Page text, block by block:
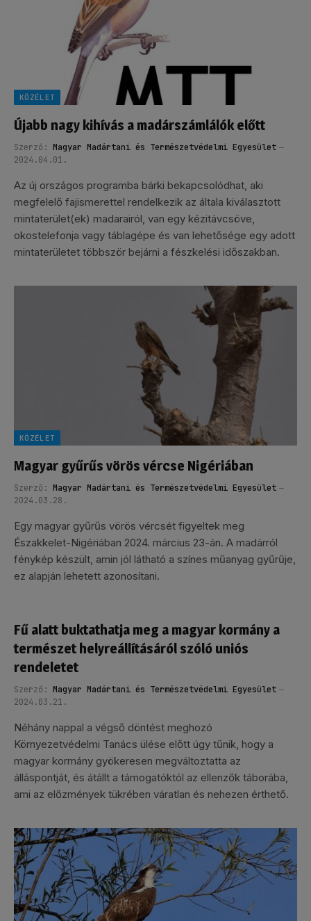
KÖZÉLET
Újabb nagy kihívás a madárszámlálók előtt
Szerző: Magyar Madártani és Természetvédelmi Egyesület
2024.04.01.
Az új országos programba bárki bekapcsolódhat, aki
megfelelő fajismerettel rendelkezik az általa kiválasztott
mintaterület(ek) madarairól, van egy kézitávcsöve,
okostelefonja vagy táblagépe és van lehetősége egy adott
mintaterületet többször bejárni a fészkelési időszakban.
KÖZÉLET
Magyar gyűrűs vörös vércse Nigériában
Szerző: Magyar Madártani és Természetvédelmi Egyesület
2024.03.28.
Egy magyar gyűrűs vörös vércsét figyeltek meg
Északkelet-Nigériában 2024. március 23-án. A madárról
fénykép készült, amin jól látható a színes műanyag gyűrűje,
ez alapján lehetett azonosítani.
Fű alatt buktathatja meg a magyar kormány a
természet helyreállításáról szóló uniós
rendeletet
Szerző: Magyar Madártani és Természetvédelmi Egyesület
2024.03.21.
Néhány nappal a végső döntést meghozó
Környezetvédelmi Tanács ülése előtt úgy tűnik, hogy a
magyar kormány gyökeresen megváltoztatta az
álláspontját, és átállt a támogatóktól az ellenzők táborába,
ami az előzmények tükrében váratlan és nehezen érthető.